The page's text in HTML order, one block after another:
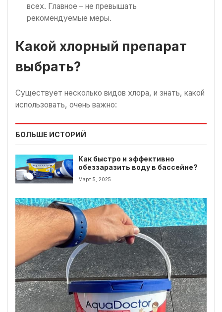
всех. Главное – не превышать
рекомендуемые меры.
Какой хлорный препарат
выбрать?
Существует несколько видов хлора, и знать, какой
использовать, очень важно:
БОЛЬШЕ ИСТОРИЙ
Как быстро и эффективно
обеззаразить воду в бассейне?
Март 5, 2025